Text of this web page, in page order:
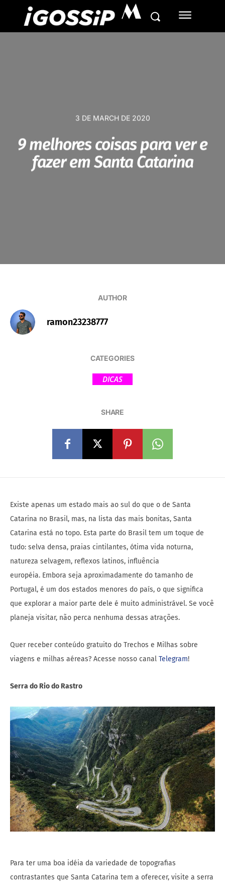
M
3 DE MARCH DE 2020
9 melhores coisas para ver e
fazer em Santa Catarina
AUTHOR
ramon23238777
CATEGORIES
DICAS
SHARE
Existe apenas um estado mais ao sul do que o de Santa
Catarina no Brasil, mas, na lista das mais bonitas, Santa
Catarina está no topo. Esta parte do Brasil tem um toque de
tudo: selva densa, praias cintilantes, ótima vida noturna,
natureza selvagem, reflexos latinos, influência
européia. Embora seja aproximadamente do tamanho de
Portugal, é um dos estados menores do país, o que significa
que explorar a maior parte dele é muito administrável. Se você
planeja visitar, não perca nenhuma dessas atrações.
Quer receber conteúdo gratuito do Trechos e Milhas sobre
viagens e milhas aéreas? Acesse nosso canal Telegram!
Serra do Rio do Rastro
Para ter uma boa idéia da variedade de topografias
contrastantes que Santa Catarina tem a oferecer, visite a serra